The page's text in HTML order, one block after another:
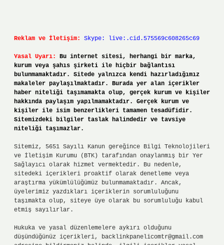
Reklam ve İletişim: Skype: live:.cid.575569c608265c69
Yasal Uyarı:
Bu internet sitesi, herhangi bir marka,
kurum veya şahıs şirketi ile hiçbir bağlantısı
bulunmamaktadır. Sitede yalnızca kendi hazırladığımız
makaleler paylaşılmaktadır. Burada yer alan içerikler
haber niteliği taşımamakta olup, gerçek kurum ve kişiler
hakkında paylaşım yapılmamaktadır. Gerçek kurum ve
kişiler ile isim benzerlikleri tamamen tesadüfidir.
Sitemizdeki bilgiler taslak halindedir ve tavsiye
niteliği taşımazlar.
Sitemiz, 5651 Sayılı Kanun gereğince Bilgi Teknolojileri
ve İletişim Kurumu (BTK) tarafından onaylanmış bir Yer
Sağlayıcı olarak hizmet vermektedir. Bu nedenle,
sitedeki içerikleri proaktif olarak denetleme veya
araştırma yükümlülüğümüz bulunmamaktadır. Ancak,
üyelerimiz yazdıkları içeriklerin sorumluluğunu
taşımakta olup, siteye üye olarak bu sorumluluğu kabul
etmiş sayılırlar.
Hukuka ve yasal düzenlemelere aykırı olduğunu
düşündüğünüz içerikleri, backlinkpanelicomtr@gmail.com